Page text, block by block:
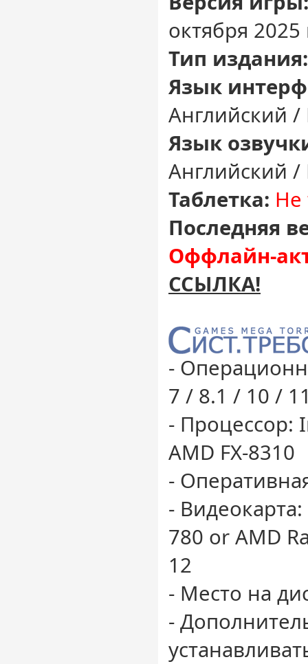
октября 2025
Тип издания:
Язык
Английский /
Язык
Английский /
Таблетка: Не
Последняя
Оффлайн-
ССЫЛКА!
-
7 / 8.1 / 10 /
- Процессор:
AMD FX-8310
-
- Видеокарта:
780 or AMD
12
- Место на
-